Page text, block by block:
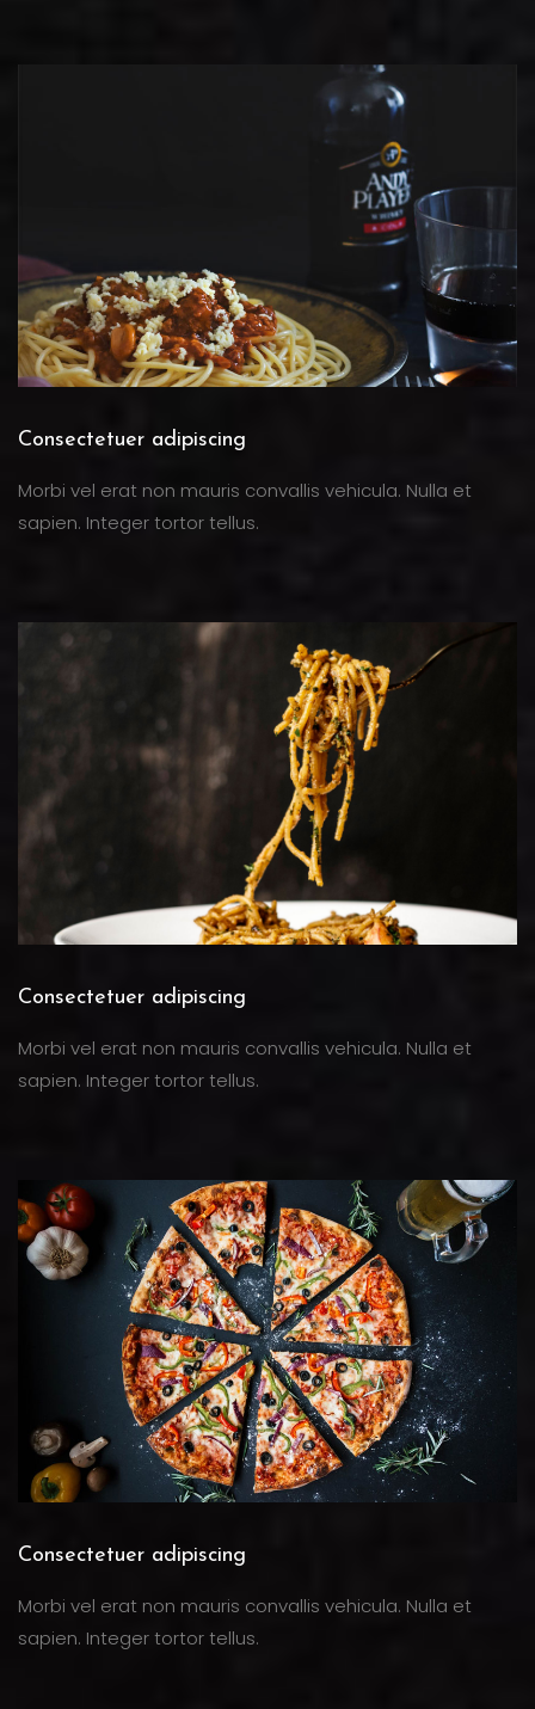
Consectetuer adipiscing
Morbi vel erat non mauris convallis vehicula. Nulla et
sapien. Integer tortor tellus.
Consectetuer adipiscing
Morbi vel erat non mauris convallis vehicula. Nulla et
sapien. Integer tortor tellus.
Consectetuer adipiscing
Morbi vel erat non mauris convallis vehicula. Nulla et
sapien. Integer tortor tellus.